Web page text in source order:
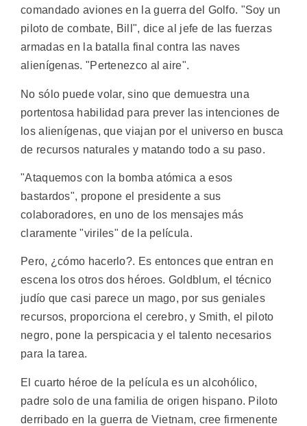
comandado aviones en la guerra del Golfo. "Soy un
piloto de combate, Bill", dice al jefe de las fuerzas
armadas en la batalla final contra las naves
alienígenas. "Pertenezco al aire".
No sólo puede volar, sino que demuestra una
portentosa habilidad para prever las intenciones de
los alienígenas, que viajan por el universo en busca
de recursos naturales y matando todo a su paso.
"Ataquemos con la bomba atómica a esos
bastardos", propone el presidente a sus
colaboradores, en uno de los mensajes más
claramente "viriles" de la película.
Pero, ¿cómo hacerlo?. Es entonces que entran en
escena los otros dos héroes. Goldblum, el técnico
judío que casi parece un mago, por sus geniales
recursos, proporciona el cerebro, y Smith, el piloto
negro, pone la perspicacia y el talento necesarios
para la tarea.
El cuarto héroe de la película es un alcohólico,
padre solo de una familia de origen hispano. Piloto
derribado en la guerra de Vietnam, cree firmenente